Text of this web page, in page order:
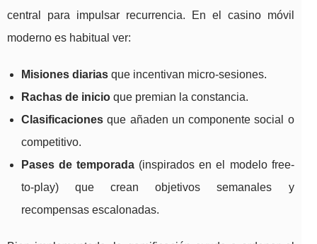
central para impulsar recurrencia. En el casino móvil
moderno es habitual ver:
Misiones diarias que incentivan micro-sesiones.
Rachas de inicio que premian la constancia.
Clasificaciones que añaden un componente social o
competitivo.
Pases de temporada (inspirados en el modelo free-
to-play) que crean objetivos semanales y
recompensas escalonadas.